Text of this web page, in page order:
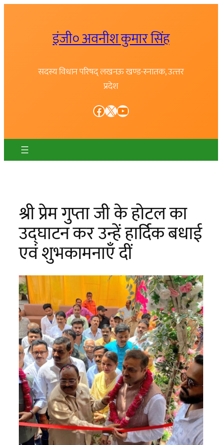
इंजी० अवनीश कुमार सिंह
सदस्य विधान परिषद् लखनऊ खण्ड-स्नातक, उत्त्तर
प्रदेश
Facebook X YouTube
श्री प्रेम गुप्ता जी के होटल का
उद्घाटन कर उन्हें हार्दिक बधाई
एवं शुभकामनाएँ दीं